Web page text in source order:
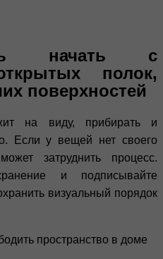
начать с
полок,
поверхностей
на виду, прибирать и
Если у вещей нет своего
затруднить процесс.
и подписывайте
визуальный порядок